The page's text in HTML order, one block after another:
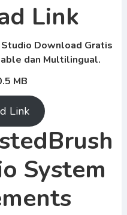
Link
Download Gratis
dan Multilingual.
MB
Link
System